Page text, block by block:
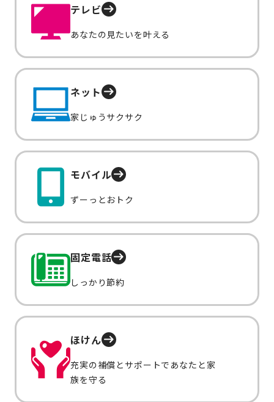
テレビ
あなたの見たいを叶える
ネット
家じゅうサクサク
モバイル
ずーっとおトク
固定電話
しっかり節約
ほけん
充実の補償とサポートであなたと家
族を守る